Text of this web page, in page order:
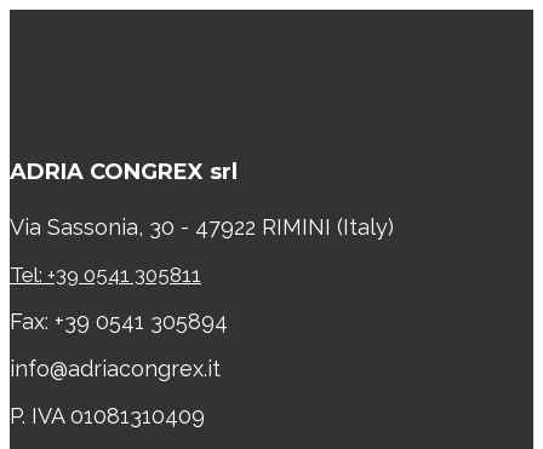
ADRIA CONGREX srl
Via Sassonia, 30 - 47922 RIMINI (Italy)
Tel: +39 0541 305811
Fax: +39 0541 305894
info@adriacongrex.it
P. IVA 01081310409